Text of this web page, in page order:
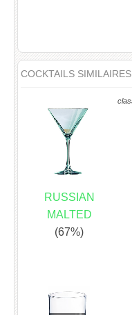
COCKTAILS SIMILAIRES
RUSSIAN
MALTED
(67%)